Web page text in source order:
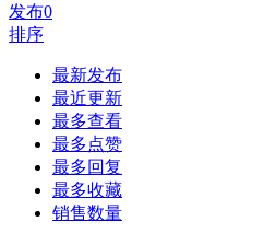
发布0
排序
最新发布
最近更新
最多查看
最多点赞
最多回复
最多收藏
销售数量